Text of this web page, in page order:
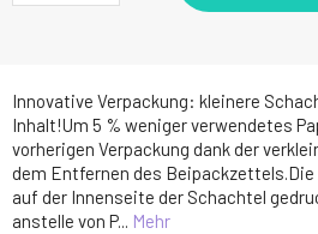
Innovative Verpackung: kleinere
Inhalt!Um 5 % weniger verwendetes
vorherigen Verpackung dank der
dem Entfernen des
auf der Innenseite der Schachtel
anstelle von P... Mehr